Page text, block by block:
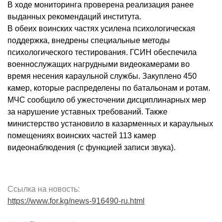
В ходе мониторинга проверена реализация ранее
выданных рекомендаций института.
В обеих воинских частях усилена психологическая
поддержка, внедрены специальные методы
психологического тестирования. ГСИН обеспечила
военнослужащих нагрудными видеокамерами во
время несения караульной службы. Закуплено 450
камер, которые распределены по батальонам и ротам.
МЧС сообщило об ужесточении дисциплинарных мер
за нарушение уставных требований. Также
министерство установило в казарменных и караульных
помещениях воинских частей 113 камер
видеонаблюдения (с функцией записи звука).
Ссылка на новость:
https://www.for.kg/news-916490-ru.html